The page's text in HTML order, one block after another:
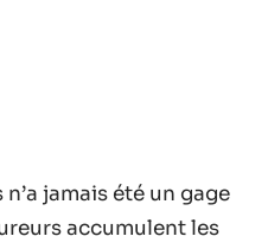
jamais été un gage
accumulent les